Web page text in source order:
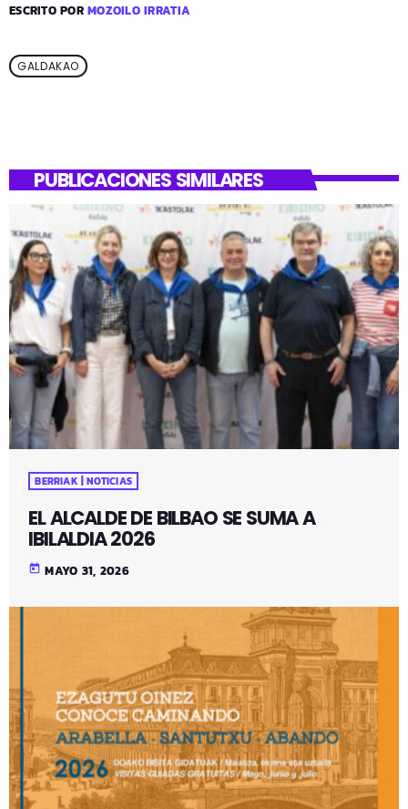
ESCRITO PORMOZOILO IRRATIA
GALDAKAO
PUBLICACIONES SIMILARES
BERRIAK | NOTICIAS
EL ALCALDE DE BILBAO SE SUMA A
IBILALDIA 2026
today MAYO 31, 2026